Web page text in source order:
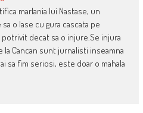
marlania lui Nastase, un
o lase cu gura cascata pe
potrivit decat sa o injure.Se injura
la Cancan sunt jurnalisti inseamna
sa fim seriosi, este doar o mahala